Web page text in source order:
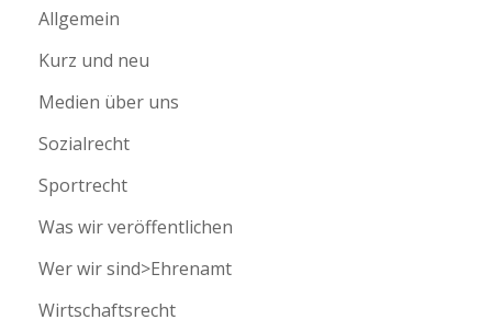
Allgemein
Kurz und neu
Medien über uns
Sozialrecht
Sportrecht
Was wir veröffentlichen
Wer wir sind>Ehrenamt
Wirtschaftsrecht